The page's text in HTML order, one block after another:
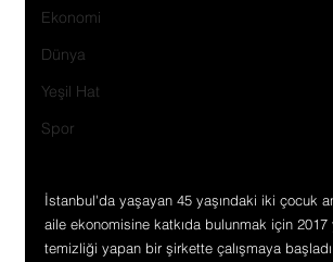
Ekonomi
Dünya
Yeşil Hat
Spor
İstanbul'da yaşayan 45 yaşındaki iki çocuk
aile ekonomisine katkıda bulunmak için 2017
temizliği yapan bir şirkette çalışmaya